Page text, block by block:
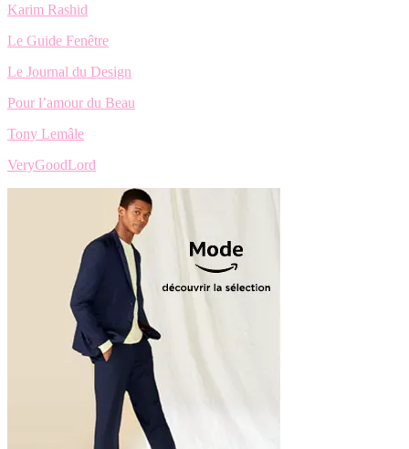
Karim Rashid
Le Guide Fenêtre
Le Journal du Design
Pour l’amour du Beau
Tony Lemâle
VeryGoodLord